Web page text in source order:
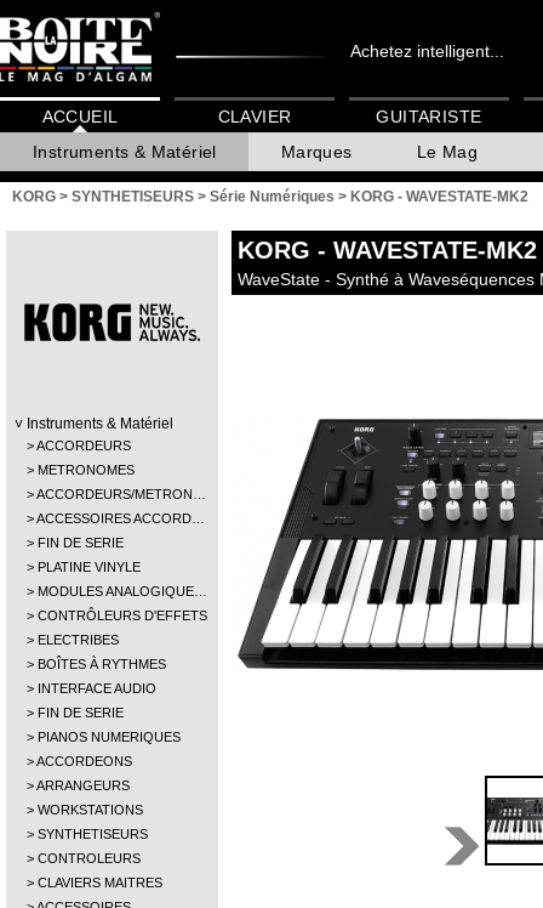
Achetez intelligent...
ACCUEIL
Instruments & Matériel
Marques Le Mag
CLAVIER GUITARISTE
KORG > SYNTHETISEURS > Série Numériques > KORG - WAVESTATE-MK2
Instruments & Matériel
ACCORDEURS
METRONOMES
ACCORDEURS/METRON…
ACCESSOIRES ACCORD…
FIN DE SERIE
PLATINE VINYLE
MODULES ANALOGIQUE…
CONTRÔLEURS D'EFFETS
ELECTRIBES
BOÎTES À RYTHMES
INTERFACE AUDIO
FIN DE SERIE
PIANOS NUMERIQUES
ACCORDEONS
ARRANGEURS
WORKSTATIONS
SYNTHETISEURS
CONTROLEURS
CLAVIERS MAITRES
KORG - WAVESTATE-MK2
WaveState - Synthé à Waveséquences